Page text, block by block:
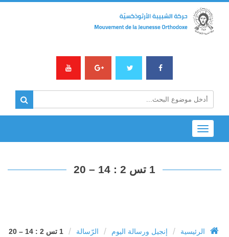
Toggle
navigation
1 تس 2 : 14 – 20
الرئيسية / إنجيل ورسالة اليوم / الرّسالة / 1 تس 2 : 14 – 20